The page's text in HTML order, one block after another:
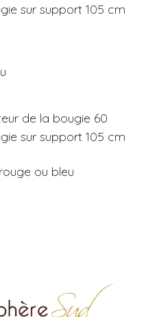
sur support 105 cm
de la bougie 60
sur support 105 cm
ou bleu